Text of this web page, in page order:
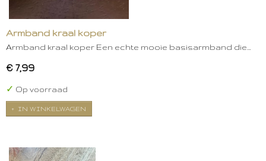
Armband kraal koper
Armband kraal koper Een echte mooie basisarmband die…
€ 7,99
✓ Op voorraad
IN WINKELWAGEN